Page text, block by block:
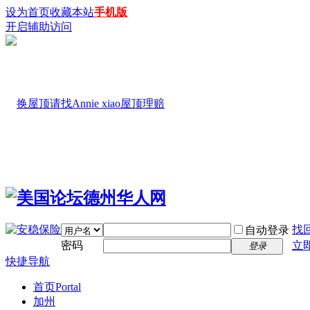
设为首页收藏本站手机版
开启辅助访问
自动登录 找
密码
登录
立
快捷导航
首页Portal
加州